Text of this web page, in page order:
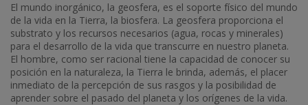
El mundo inorgánico, la geosfera, es el soporte físico del mundo
de la vida en la Tierra, la biosfera. La geosfera proporciona el
substrato y los recursos necesarios (agua, rocas y minerales)
para el desarrollo de la vida que transcurre en nuestro planeta.
El hombre, como ser racional tiene la capacidad de conocer su
posición en la naturaleza, la Tierra le brinda, además, el placer
inmediato de la percepción de sus rasgos y la posibilidad de
aprender sobre el pasado del planeta y los orígenes de la vida.